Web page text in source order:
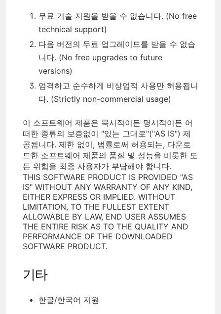
무료 기술 지원을 받을 수 없습니다. (No free
technical support)
다음 버전의 무료 업그레이드를 받을 수 없습
니다. (No free upgrades to future
versions)
엄격하고 순수하게 비상업적 사용만 허용됩니
다. (Strictly non-commercial usage)
이 소프트웨어 제품은 묵시적이든 명시적이든 어
떠한 종류의 보증없이 "있는 그대로"("AS IS") 제
공됩니다. 제한 없이, 법률로써 허용되는, 다운로
드한 소프트웨어 제품의 품질 및 성능을 비롯한 모
든 위험을 최종 사용자가 부담해야 합니다.
THIS SOFTWARE PRODUCT IS PROVIDED "AS
IS" WITHOUT ANY WARRANTY OF ANY KIND,
EITHER EXPRESS OR IMPLIED. WITHOUT
LIMITATION, TO THE FULLEST EXTENT
ALLOWABLE BY LAW, END USER ASSUMES
THE ENTIRE RISK AS TO THE QUALITY AND
PERFORMANCE OF THE DOWNLOADED
SOFTWARE PRODUCT.
기타
한글/한국어 지원